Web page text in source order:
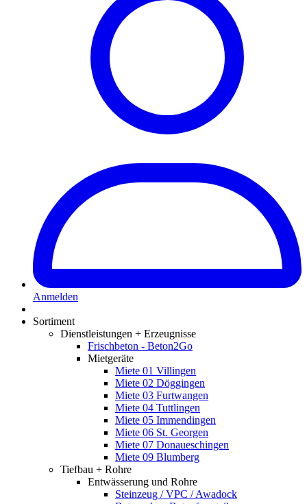
Anmelden
Sortiment
Dienstleistungen + Erzeugnisse
Frischbeton - Beton2Go
Mietgeräte
Miete 01 Villingen
Miete 02 Döggingen
Miete 03 Furtwangen
Miete 04 Tuttlingen
Miete 05 Immendingen
Miete 06 St. Georgen
Miete 07 Donaueschingen
Miete 09 Blumberg
Tiefbau + Rohre
Entwässerung und Rohre
Steinzeug / VPC / Awadock